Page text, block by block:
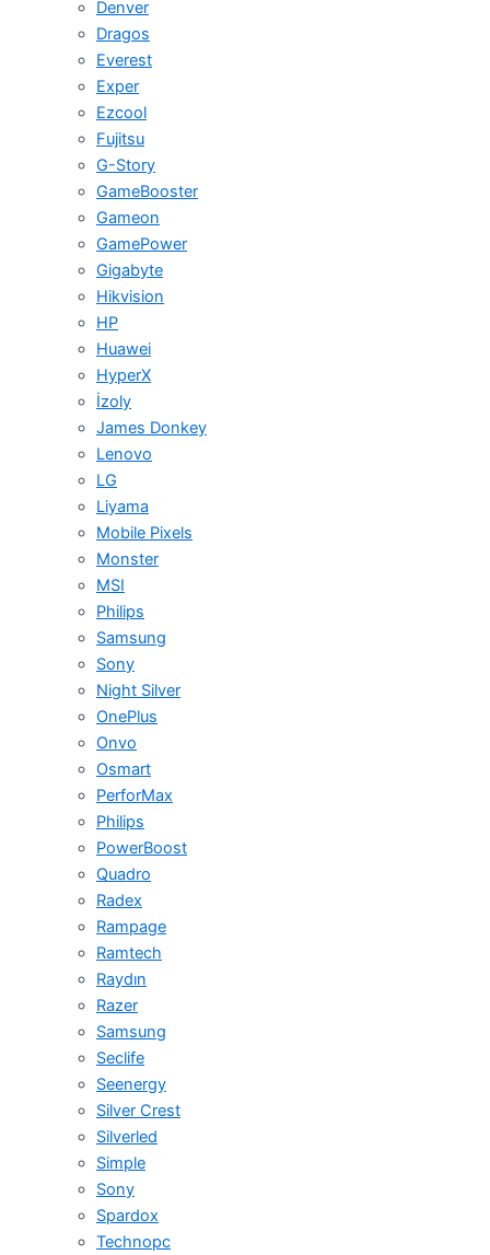
Denver
Dragos
Everest
Exper
Ezcool
Fujitsu
G-Story
GameBooster
Gameon
GamePower
Gigabyte
Hikvision
HP
Huawei
HyperX
İzoly
James Donkey
Lenovo
LG
Liyama
Mobile Pixels
Monster
MSI
Philips
Samsung
Sony
Night Silver
OnePlus
Onvo
Osmart
PerforMax
Philips
PowerBoost
Quadro
Radex
Rampage
Ramtech
Raydın
Razer
Samsung
Seclife
Seenergy
Silver Crest
Silverled
Simple
Sony
Spardox
Technopc